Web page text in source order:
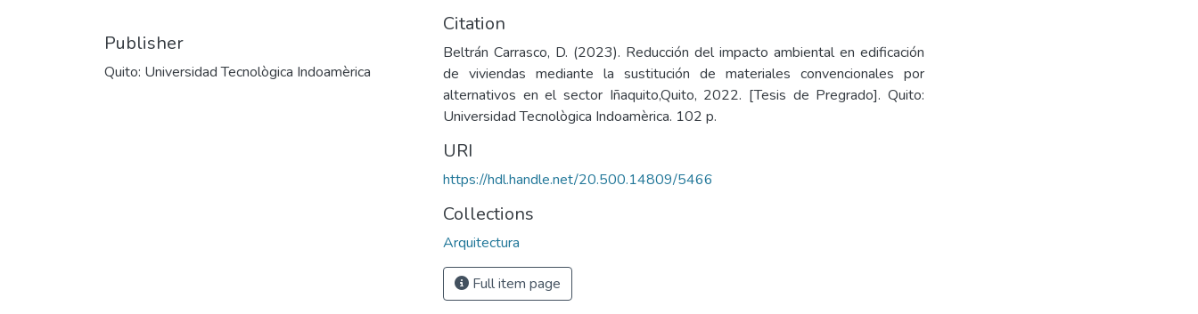
Publisher
Quito: Universidad Tecnològica Indoamèrica
Citation
Beltrán Carrasco, D. (2023). Reducción del impacto ambiental en edificación
de viviendas mediante la sustitución de materiales convencionales por
alternativos en el sector Iñaquito,Quito, 2022. [Tesis de Pregrado]. Quito:
Universidad Tecnològica Indoamèrica. 102 p.
URI
https://hdl.handle.net/20.500.14809/5466
Collections
Arquitectura
Full item page